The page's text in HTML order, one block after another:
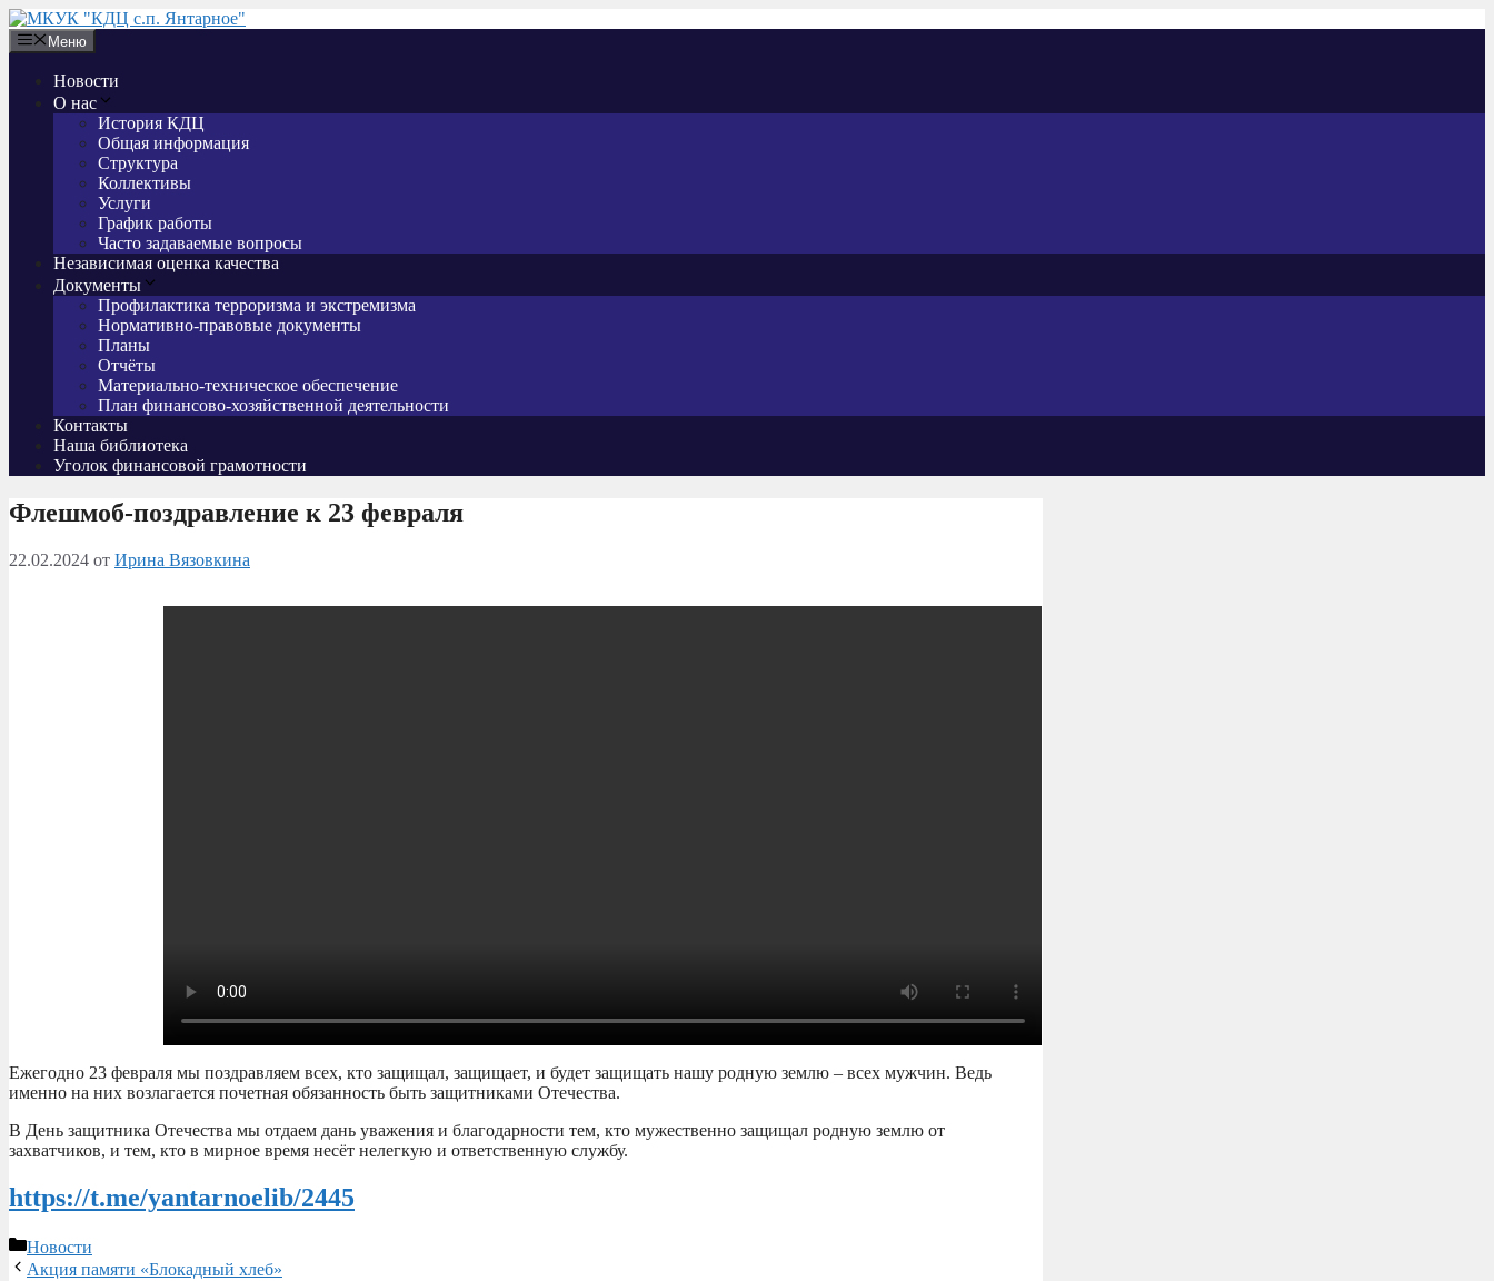
Перейти
к
содержимому
Меню
Новости
О нас
История КДЦ
Общая информация
Структура
Коллективы
Услуги
График работы
Часто задаваемые вопросы
Независимая оценка качества
Документы
Профилактика терроризма и экстремизма
Нормативно-правовые документы
Планы
Отчёты
Материально-техническое обеспечение
План финансово-хозяйственной деятельности
Контакты
Наша библиотека
Уголок финансовой грамотности
Флешмоб-поздравление к 23 февраля
22.02.2024 от Ирина Вязовкина
Ежегодно 23 февраля мы поздравляем всех, кто защищал, защищает, и будет защищать нашу родную землю – всех мужчин. Ведь
именно на них возлагается почетная обязанность быть защитниками Отечества.
В День защитника Отечества мы отдаем дань уважения и благодарности тем, кто мужественно защищал родную землю от
захватчиков, и тем, кто в мирное время несёт нелегкую и ответственную службу.
https://t.me/yantarnoelib/2445
Рубрики
Новости
Акция памяти «Блокадный хлеб»